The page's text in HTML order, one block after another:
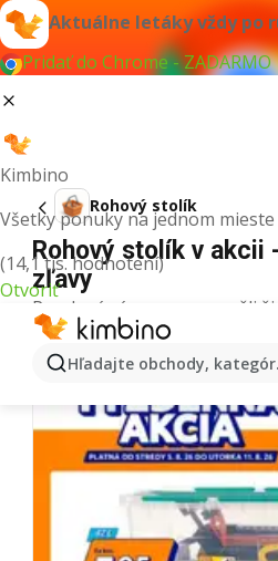
Aktuálne letáky vždy po
Pridať do Chrome - ZADARMO
Kimbino
Všetky ponuky na jednom mieste
(14,1 tis. hodnotení)
Otvoriť
Hľadajte obchody,
Rohový stolík
Rohový stolík v akcii
zľavy
Pre daný výraz sme nenašli
Ďalšie letáky z